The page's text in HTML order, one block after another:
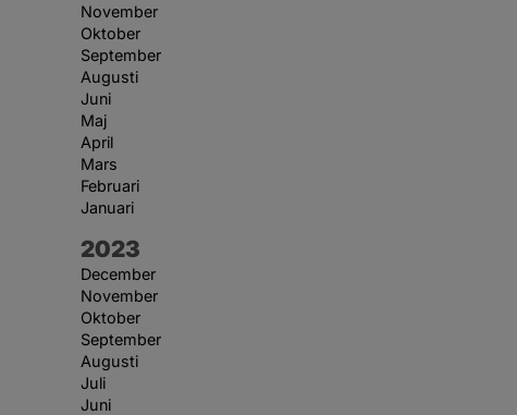
November
Oktober
September
Augusti
Juni
Maj
April
Mars
Februari
Januari
År:
2023
December
November
Oktober
September
Augusti
Juli
Juni